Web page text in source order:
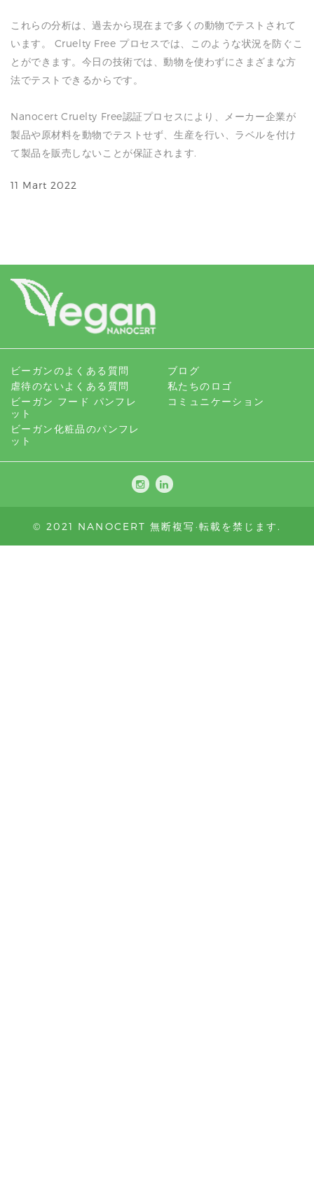
これらの分析は、過去から現在まで多くの動物でテストされて
います。 Cruelty Free プロセスでは、このような状況を防ぐこ
とができます。今日の技術では、動物を使わずにさまざまな方
法でテストできるからです。
Nanocert Cruelty Free認証プロセスにより、メーカー企業が
製品や原材料を動物でテストせず、生産を行い、ラベルを付け
て製品を販売しないことが保証されます.
11 Mart 2022
ビーガンのよくある質問
虐待のないよくある質問
ビーガン フード パンフレ
ット
ビーガン化粧品のパンフレ
ット
ブログ
私たちのロゴ
コミュニケーション
© 2021 NANOCERT 無断複写·転載を禁じます.